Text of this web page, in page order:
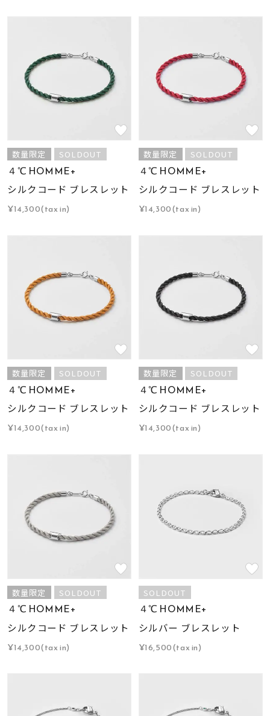
数量限定 SOLDOUT
４℃ HOMME+
シルクコード ブレスレット
¥14,300(tax in)
数量限定 SOLDOUT
４℃ HOMME+
シルクコード ブレスレット
¥14,300(tax in)
数量限定 SOLDOUT
４℃ HOMME+
シルクコード ブレスレット
¥14,300(tax in)
数量限定 SOLDOUT
４℃ HOMME+
シルクコード ブレスレット
¥14,300(tax in)
数量限定 SOLDOUT
４℃ HOMME+
シルクコード ブレスレット
¥14,300(tax in)
SOLDOUT
４℃ HOMME+
シルバー ブレスレット
¥16,500(tax in)